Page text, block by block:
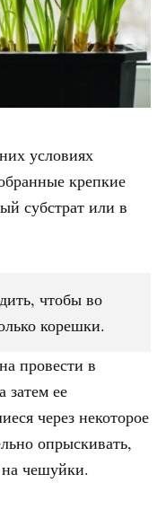
условиях
крепкие
субстрат или в
чтобы во
корешки.
провести в
затем ее
через некоторое
опрыскивать,
на чешуйки.